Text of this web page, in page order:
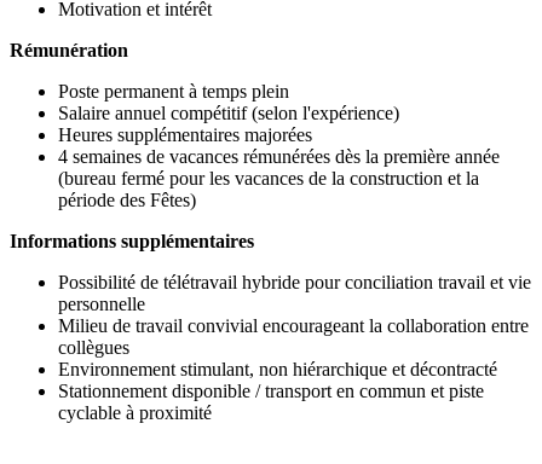
Motivation et intérêt
Rémunération
Poste permanent à temps plein
Salaire annuel compétitif (selon l'expérience)
Heures supplémentaires majorées
4 semaines de vacances rémunérées dès la première année
(bureau fermé pour les vacances de la construction et la
période des Fêtes)
Informations supplémentaires
Possibilité de télétravail hybride pour conciliation travail et vie
personnelle
Milieu de travail convivial encourageant la collaboration entre
collègues
Environnement stimulant, non hiérarchique et décontracté
Stationnement disponible / transport en commun et piste
cyclable à proximité